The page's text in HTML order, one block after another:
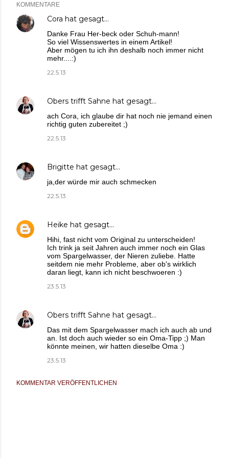
KOMMENTARE
Cora hat gesagt…
Danke Frau Her-beck oder Schuh-mann!
So viel Wissenswertes in einem Artikel!
Aber mögen tu ich ihn deshalb noch immer nicht
mehr....:)
22.5.13
Obers trifft Sahne hat gesagt…
ach Cora, ich glaube dir hat noch nie jemand einen
richtig guten zubereitet ;)
22.5.13
Brigitte hat gesagt…
ja,der würde mir auch schmecken
22.5.13
Heike hat gesagt…
Hihi, fast nicht vom Original zu unterscheiden!
Ich trink ja seit Jahren auch immer noch ein Glas
vom Spargelwasser, der Nieren zuliebe. Hatte
seitdem nie mehr Probleme, aber ob's wirklich
daran liegt, kann ich nicht beschwoeren :)
23.5.13
Obers trifft Sahne hat gesagt…
Das mit dem Spargelwasser mach ich auch ab und
an. Ist doch auch wieder so ein Oma-Tipp ;) Man
könnte meinen, wir hatten dieselbe Oma :)
23.5.13
KOMMENTAR VERÖFFENTLICHEN